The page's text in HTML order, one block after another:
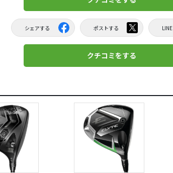
シェアする ポストする
クチコミをする